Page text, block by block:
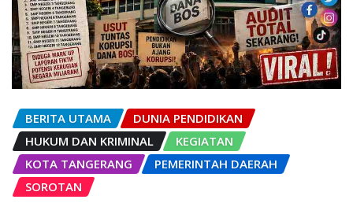
BERITA UTAMA
DUNIA PENDIDIKAN
HUKUM DAN KRIMINAL
KEGIATAN
KOTA TANGERANG
PEMERINTAH DAERAH
SOROTAN